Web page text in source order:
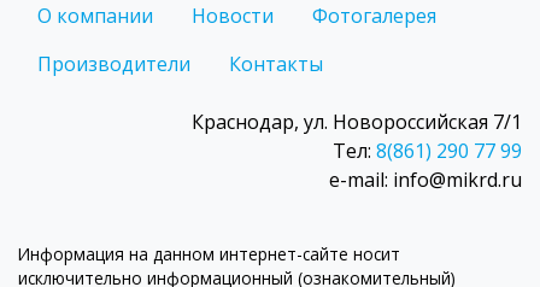
О компании Новости
Фотогалерея
Производители
Контакты
Краснодар, ул. Новороссийская 7/1
Тел: 8(861) 290 77 99
e-mail: info@mikrd.ru
Информация на данном интернет-сайте носит
исключительно информационный (ознакомительный)